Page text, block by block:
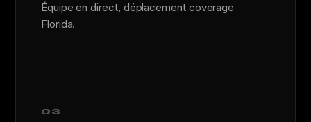
Équipe en direct, déplacement coverage
Florida.
03